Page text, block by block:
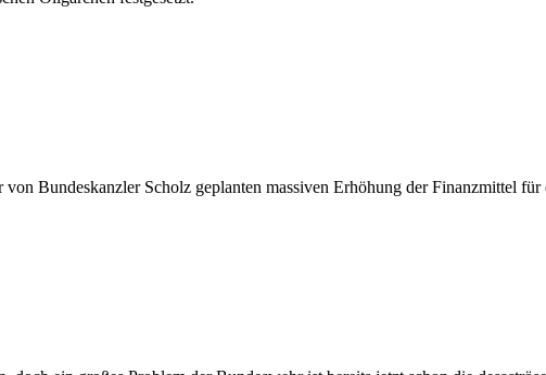
Bundeskanzler Scholz geplanten massiven Erhöhung der Finanzmittel für